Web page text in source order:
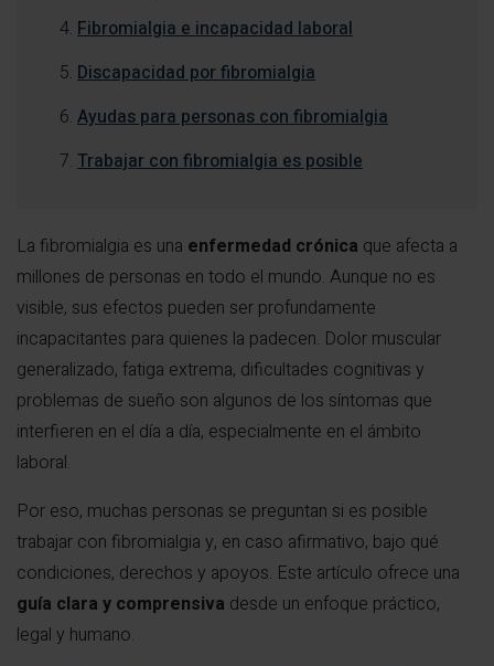
Fibromialgia e incapacidad laboral
Discapacidad por fibromialgia
Ayudas para personas con fibromialgia
Trabajar con fibromialgia es posible
La fibromialgia es una enfermedad crónica que afecta a
millones de personas en todo el mundo. Aunque no es
visible, sus efectos pueden ser profundamente
incapacitantes para quienes la padecen. Dolor muscular
generalizado, fatiga extrema, dificultades cognitivas y
problemas de sueño son algunos de los síntomas que
interfieren en el día a día, especialmente en el ámbito
laboral.
Por eso, muchas personas se preguntan si es posible
trabajar con fibromialgia y, en caso afirmativo, bajo qué
condiciones, derechos y apoyos. Este artículo ofrece una
guía clara y comprensiva desde un enfoque práctico,
legal y humano.